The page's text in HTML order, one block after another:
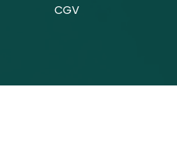
CGV